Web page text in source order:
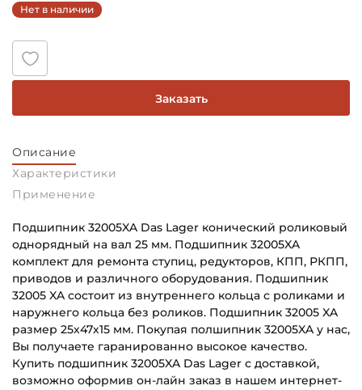
Нет в наличии
Заказать
Описание
Характеристики
Применение
Подшипник 32005XA Das Lager конический роликовый
однорядный на вал 25 мм. Подшипник 32005XA
комплект для ремонта ступиц, редукторов, КПП, РКПП,
приводов и различного оборудования. Подшипник
32005 XA состоит из внутреннего кольца с роликами и
наружнего кольца без роликов. Подшипник 32005 XA
размер 25х47х15 мм. Покупая полшипник 32005XA у нас,
Вы получаете гаранированно высокое качество.
Купить подшипник 32005XA Das Lager с доставкой,
возможно оформив он-лайн заказ в нашем интернет-